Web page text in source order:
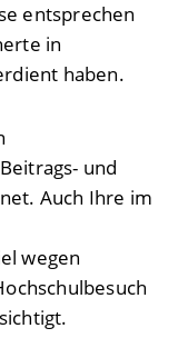
entsprechen
in
haben.
und
Auch Ihre im
wegen